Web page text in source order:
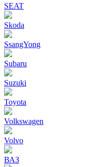
SEAT
Skoda
SsangYong
Subaru
Suzuki
Toyota
Volkswagen
Volvo
ВАЗ